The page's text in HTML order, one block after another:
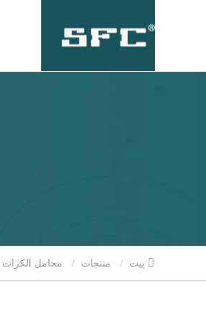
منتجات محامل الكرات